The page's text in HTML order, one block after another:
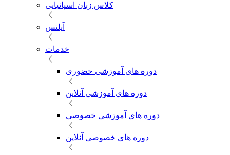
کلاس زبان اسپانیایی
آیلتس
خدمات
دوره های آموزشی حضوری
دوره های آموزشی آنلاین
دوره های آموزشی خصوصی
دوره های خصوصی آنلاین